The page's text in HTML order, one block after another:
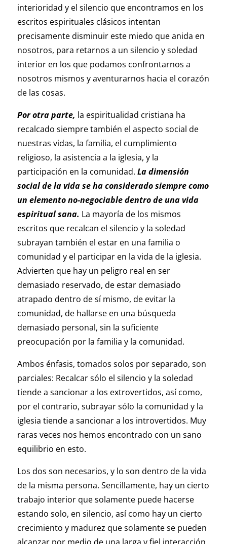
interioridad y el silencio que encontramos en los
escritos espirituales clásicos intentan
precisamente disminuir este miedo que anida en
nosotros, para retarnos a un silencio y soledad
interior en los que podamos confrontarnos a
nosotros mismos y aventurarnos hacia el corazón
de las cosas.
Por otra parte, la espiritualidad cristiana ha
recalcado siempre también el aspecto social de
nuestras vidas, la familia, el cumplimiento
religioso, la asistencia a la iglesia, y la
participación en la comunidad. La dimensión
social de la vida se ha considerado siempre como
un elemento no-negociable dentro de una vida
espiritual sana. La mayoría de los mismos
escritos que recalcan el silencio y la soledad
subrayan también el estar en una familia o
comunidad y el participar en la vida de la iglesia.
Advierten que hay un peligro real en ser
demasiado reservado, de estar demasiado
atrapado dentro de sí mismo, de evitar la
comunidad, de hallarse en una búsqueda
demasiado personal, sin la suficiente
preocupación por la familia y la comunidad.
Ambos énfasis, tomados solos por separado, son
parciales: Recalcar sólo el silencio y la soledad
tiende a sancionar a los extrovertidos, así como,
por el contrario, subrayar sólo la comunidad y la
iglesia tiende a sancionar a los introvertidos. Muy
raras veces nos hemos encontrado con un sano
equilibrio en esto.
Los dos son necesarios, y lo son dentro de la vida
de la misma persona. Sencillamente, hay un cierto
trabajo interior que solamente puede hacerse
estando solo, en silencio, así como hay un cierto
crecimiento y madurez que solamente se pueden